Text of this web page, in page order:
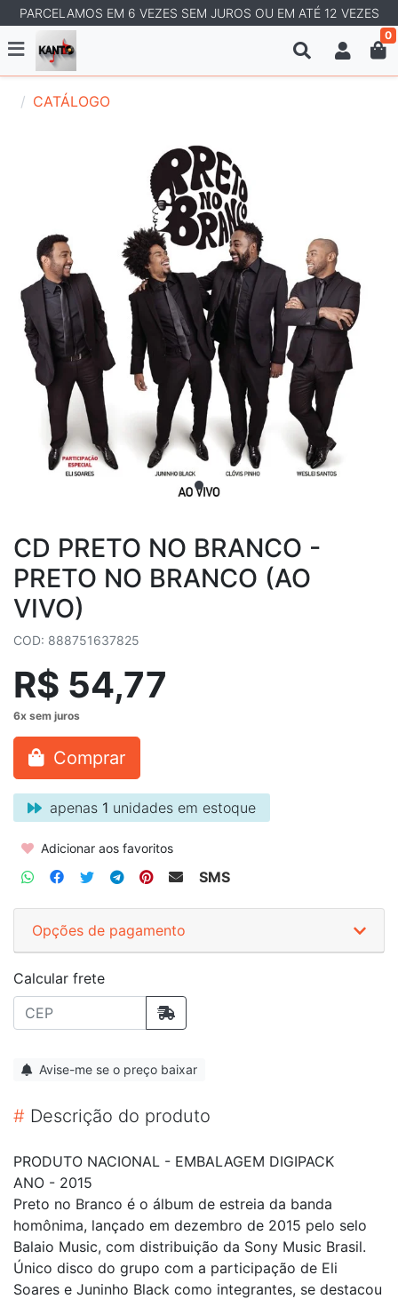
PARCELAMOS EM 6 VEZES SEM JUROS OU EM ATÉ 12 VEZES
0
CATÁLOGO
CD PRETO NO BRANCO -
PRETO NO BRANCO (AO
VIVO)
COD: 888751637825
R$ 54,77
Comprar
apenas 1 unidades em estoque
Adicionar aos favoritos
SMS
Opções de pagamento
Calcular frete
Avise-me se o preço baixar
# Descrição do produto
PRODUTO NACIONAL - EMBALAGEM DIGIPACK
ANO - 2015
Preto no Branco é o álbum de estreia da banda
homônima, lançado em dezembro de 2015 pelo selo
Balaio Music, com distribuição da Sony Music Brasil.
Único disco do grupo com a participação de Eli
Soares e Juninho Black como integrantes, se destacou